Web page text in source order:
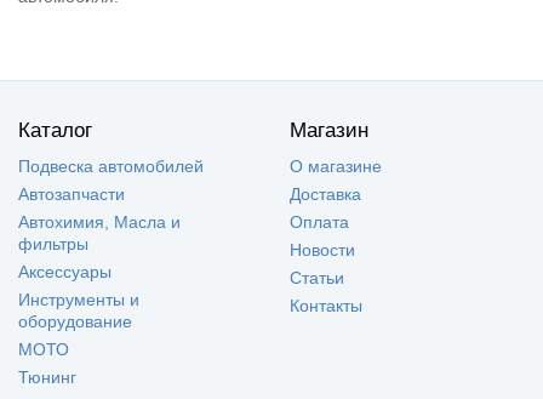
Каталог
Подвеска автомобилей
Автозапчасти
Автохимия, Масла и
фильтры
Аксессуары
Инструменты и
оборудование
МОТО
Тюнинг
Магазин
О магазине
Доставка
Оплата
Новости
Статьи
Контакты